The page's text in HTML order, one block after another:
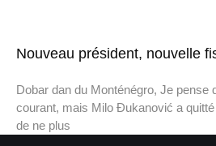
Nouveau président, nouvelle
Dobar dan du Monténégro, Je pense
courant, mais Milo Đukanović a
de ne plus